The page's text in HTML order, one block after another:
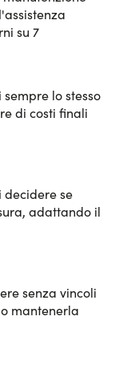
su 7
lo stesso
di costi finali
decidere se
adattando il
senza vincoli
mantenerla